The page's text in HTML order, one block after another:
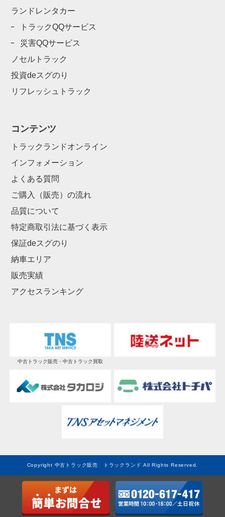
ランドレンタカー
トラックQQサービス
災害QQサービス
ノセルトラック
投資deスグのり
リフレッシュトラック
コンテンツ
トラックランドオンライン
インフォメーション
よくある質問
ご購入（販売）の流れ
品質について
特定商取引法に基づく表示
保証deスグのり
納車エリア
販売実績
アクセスランキング
中古トラック販売・中古トラック買取
Copyright 中古トラック販売 トラックランド All Rights Reserved.